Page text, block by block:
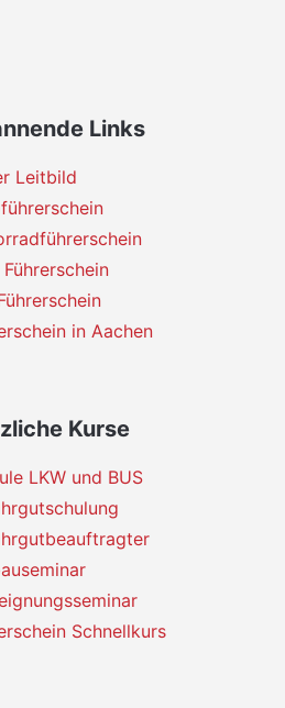
Links
Leitbild
Führerschein
in Aachen
Kurse
LKW und BUS
Schnellkurs